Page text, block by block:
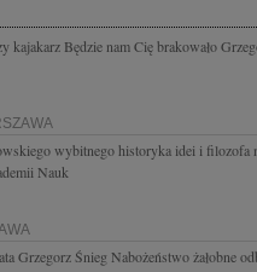
kajakarz Będzie nam Cię brakowało
wybitnego historyka idei i filozofa
Nauk
Grzegorz Śnieg Nabożeństwo żałobne